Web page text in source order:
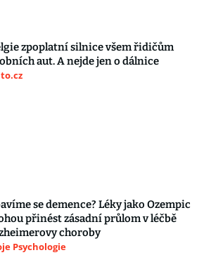
zpoplatní silnice všem řidičům
aut. A nejde jen o dálnice
se demence? Léky jako Ozempic
přinést zásadní průlom v léčbě
choroby
Psychologie